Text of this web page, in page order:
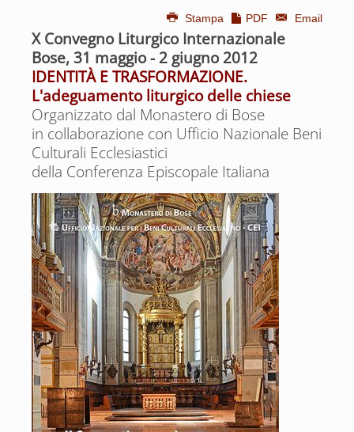
Stampa PDF Email
X Convegno Liturgico Internazionale
Bose, 31 maggio - 2 giugno 2012
IDENTITÀ E TRASFORMAZIONE.
L'adeguamento liturgico delle chiese
Organizzato dal Monastero di Bose
in collaborazione con Ufficio Nazionale Beni
Culturali Ecclesiastici
della Conferenza Episcopale Italiana